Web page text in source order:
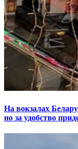
На вокзалах
но за удобство